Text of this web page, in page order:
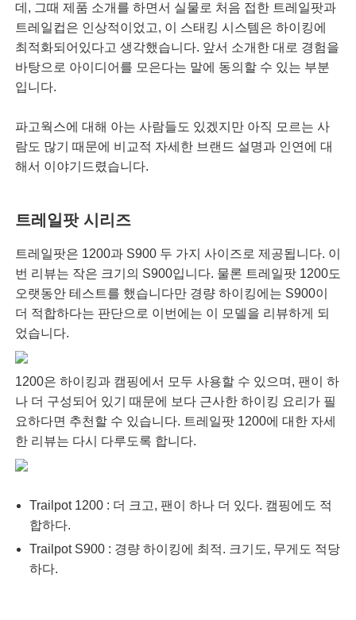
데, 그때 제품 소개를 하면서 실물로 처음 접한 트레일팟과
트레일컵은 인상적이었고, 이 스태킹 시스템은 하이킹에
최적화되어있다고 생각했습니다. 앞서 소개한 대로 경험을
바탕으로 아이디어를 모은다는 말에 동의할 수 있는 부분
입니다.
파고웍스에 대해 아는 사람들도 있겠지만 아직 모르는 사
람도 많기 때문에 비교적 자세한 브랜드 설명과 인연에 대
해서 이야기드렸습니다.
트레일팟 시리즈
트레일팟은 1200과 S900 두 가지 사이즈로 제공됩니다. 이
번 리뷰는 작은 크기의 S900입니다. 물론 트레일팟 1200도
오랫동안 테스트를 했습니다만 경량 하이킹에는 S900이
더 적합하다는 판단으로 이번에는 이 모델을 리뷰하게 되
었습니다.
1200은 하이킹과 캠핑에서 모두 사용할 수 있으며, 팬이 하
나 더 구성되어 있기 때문에 보다 근사한 하이킹 요리가 필
요하다면 추천할 수 있습니다. 트레일팟 1200에 대한 자세
한 리뷰는 다시 다루도록 합니다.
Trailpot 1200 : 더 크고, 팬이 하나 더 있다. 캠핑에도 적
합하다.
Trailpot S900 : 경량 하이킹에 최적. 크기도, 무게도 적당
하다.